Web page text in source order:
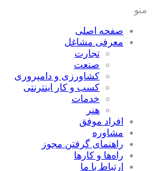
منو
صفحه اصلی
معرفی مشاغل
تجارت
صنعت
كشاورزی و دامپروری
كسب و كار اينترنتی
خدمات
هنر
افراد موفق
مشاوره
راهنمای گرفتن مجوز
راه‌ها و كارها
ارتباط با ما